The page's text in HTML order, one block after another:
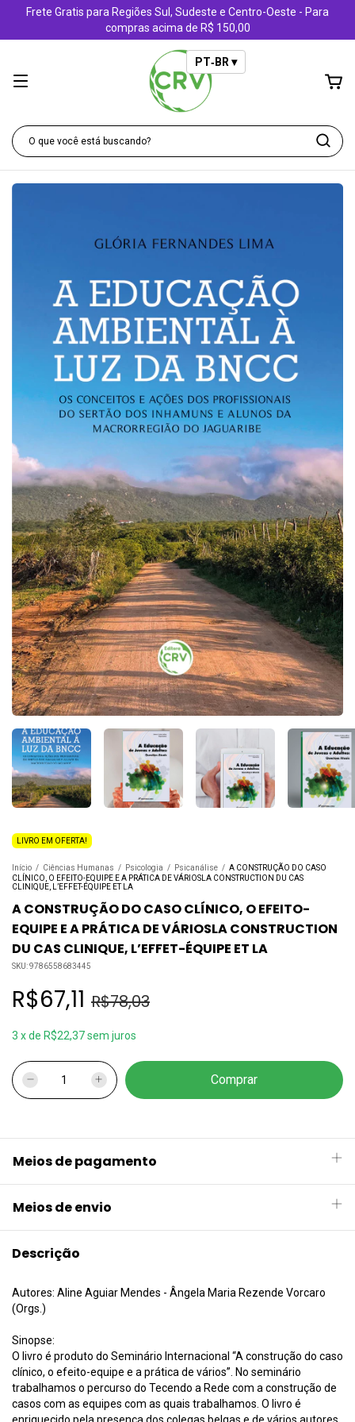
Frete Gratis para Regiões Sul, Sudeste e Centro-Oeste - Para
compras acima de R$ 150,00
PT‑BR ▾
LIVRO EM OFERTA!
Início / Ciências Humanas / Psicologia / Psicanálise / A CONSTRUÇÃO DO CASO
CLÍNICO, O EFEITO-EQUIPE E A PRÁTICA DE VÁRIOSLA CONSTRUCTION DU CAS
CLINIQUE, L’EFFET-ÉQUIPE ET LA
A CONSTRUÇÃO DO CASO CLÍNICO, O EFEITO-
EQUIPE E A PRÁTICA DE VÁRIOSLA CONSTRUCTION
DU CAS CLINIQUE, L’EFFET-ÉQUIPE ET LA
SKU:9786558683445
R$67,11 R$78,03
3 xde R$22,37sem juros
Meios de pagamento
Meios de envio
Descrição
Autores: Aline Aguiar Mendes - Ângela Maria Rezende Vorcaro
(Orgs.)
Sinopse:
O livro é produto do Seminário Internacional “A construção do caso
clínico, o efeito-equipe e a prática de vários”. No seminário
trabalhamos o percurso do Tecendo a Rede com a construção de
casos com as equipes com as quais trabalhamos. O livro é